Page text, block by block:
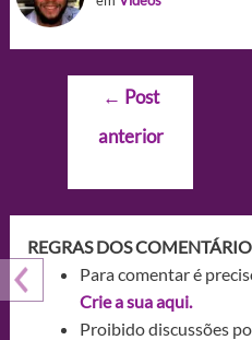
Navegação
Post
← Post
anterior
REGRAS DOS
Para comentar é
Crie a sua aqui.
Proibido discussões